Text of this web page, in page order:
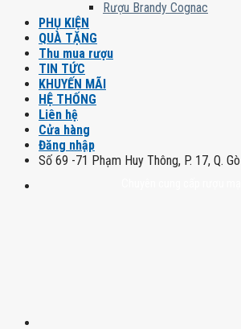
Rượu Brandy Cognac
PHỤ KIỆN
QUÀ TẶNG
Thu mua rượu
TIN TỨC
KHUYẾN MÃI
HỆ THỐNG
Liên hệ
Cửa hàng
Đăng nhập
Số 69 -71 Phạm Huy Thông, P. 17, Q.